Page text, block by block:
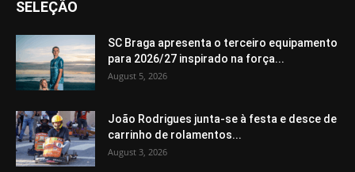
SELEÇÃO
SC Braga apresenta o terceiro equipamento
para 2026/27 inspirado na força...
August 5, 2026
João Rodrigues junta-se à festa e desce de
carrinho de rolamentos...
August 3, 2026